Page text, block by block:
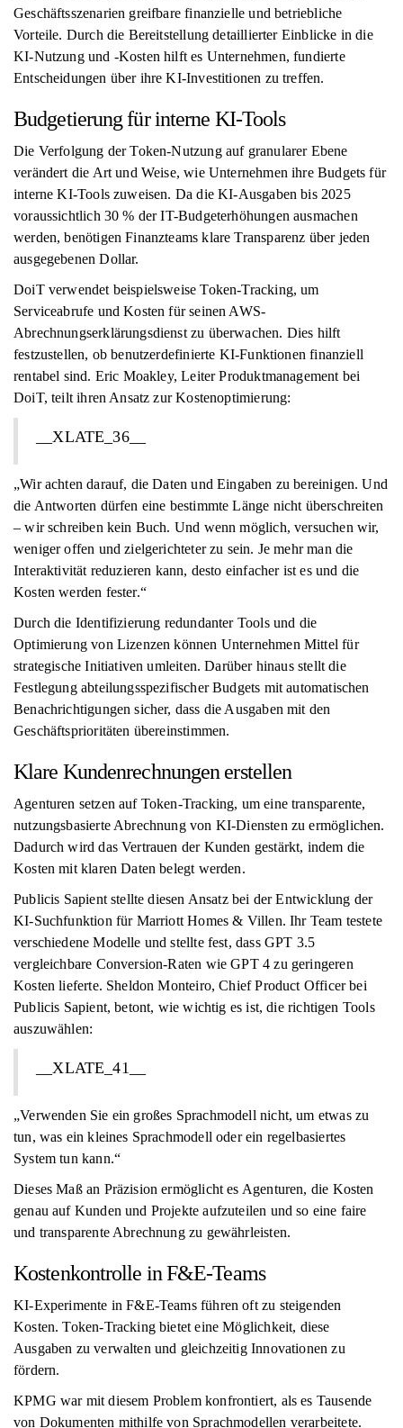
Geschäftsszenarien greifbare finanzielle und betriebliche
Vorteile. Durch die Bereitstellung detaillierter Einblicke in die
KI-Nutzung und -Kosten hilft es Unternehmen, fundierte
Entscheidungen über ihre KI-Investitionen zu treffen.
Budgetierung für interne KI-Tools
Die Verfolgung der Token-Nutzung auf granularer Ebene
verändert die Art und Weise, wie Unternehmen ihre Budgets für
interne KI-Tools zuweisen. Da die KI-Ausgaben bis 2025
voraussichtlich 30 % der IT-Budgeterhöhungen ausmachen
werden, benötigen Finanzteams klare Transparenz über jeden
ausgegebenen Dollar.
DoiT verwendet beispielsweise Token-Tracking, um
Serviceabrufe und Kosten für seinen AWS-
Abrechnungserklärungsdienst zu überwachen. Dies hilft
festzustellen, ob benutzerdefinierte KI-Funktionen finanziell
rentabel sind. Eric Moakley, Leiter Produktmanagement bei
DoiT, teilt ihren Ansatz zur Kostenoptimierung:
__XLATE_36__
„Wir achten darauf, die Daten und Eingaben zu bereinigen. Und
die Antworten dürfen eine bestimmte Länge nicht überschreiten
– wir schreiben kein Buch. Und wenn möglich, versuchen wir,
weniger offen und zielgerichteter zu sein. Je mehr man die
Interaktivität reduzieren kann, desto einfacher ist es und die
Kosten werden fester.“
Durch die Identifizierung redundanter Tools und die
Optimierung von Lizenzen können Unternehmen Mittel für
strategische Initiativen umleiten. Darüber hinaus stellt die
Festlegung abteilungsspezifischer Budgets mit automatischen
Benachrichtigungen sicher, dass die Ausgaben mit den
Geschäftsprioritäten übereinstimmen.
Klare Kundenrechnungen erstellen
Agenturen setzen auf Token-Tracking, um eine transparente,
nutzungsbasierte Abrechnung von KI-Diensten zu ermöglichen.
Dadurch wird das Vertrauen der Kunden gestärkt, indem die
Kosten mit klaren Daten belegt werden.
Publicis Sapient stellte diesen Ansatz bei der Entwicklung der
KI-Suchfunktion für Marriott Homes & Villen. Ihr Team testete
verschiedene Modelle und stellte fest, dass GPT 3.5
vergleichbare Conversion-Raten wie GPT 4 zu geringeren
Kosten lieferte. Sheldon Monteiro, Chief Product Officer bei
Publicis Sapient, betont, wie wichtig es ist, die richtigen Tools
auszuwählen:
__XLATE_41__
„Verwenden Sie ein großes Sprachmodell nicht, um etwas zu
tun, was ein kleines Sprachmodell oder ein regelbasiertes
System tun kann.“
Dieses Maß an Präzision ermöglicht es Agenturen, die Kosten
genau auf Kunden und Projekte aufzuteilen und so eine faire
und transparente Abrechnung zu gewährleisten.
Kostenkontrolle in F&E-Teams
KI-Experimente in F&E-Teams führen oft zu steigenden
Kosten. Token-Tracking bietet eine Möglichkeit, diese
Ausgaben zu verwalten und gleichzeitig Innovationen zu
fördern.
KPMG war mit diesem Problem konfrontiert, als es Tausende
von Dokumenten mithilfe von Sprachmodellen verarbeitete.